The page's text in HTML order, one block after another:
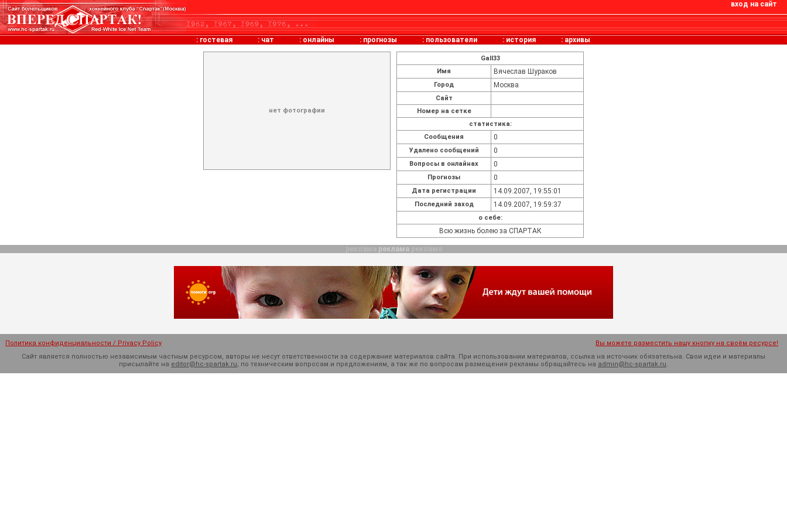
вход на сайт
: гостевая : чат : онлайны : прогнозы : пользователи : история : архивы
нет фотографии
Gall33
Имя
Вячеслав Шураков
Город Москва
Сайт
Номер на сетке
статистика:
Cообщения
0
Удалено сообщений 0
Вопросы в онлайнах 0
Прогнозы 0
Дата регистрации 14.09.2007, 19:55:01
Последний заход 14.09.2007, 19:59:37
о себе:
Всю жизнь болею за СПАРТАК
реклама
Политика конфиденциальности / Privacy Policy
Вы можете разместить нашу кнопку на своём ресурсе!
Сайт является полностью независимым частным ресурсом, авторы не несут ответственности за содержание материалов сайта. При использовании материалов, ссылка на источник обязательна. Cвои идеи и материалы
присылайте на editor@hc-spartak.ru, по техническим вопросам и предложениям, а так же по вопросам размещения рекламы обращайтесь на admin@hc-spartak.ru.